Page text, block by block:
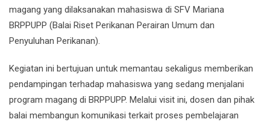
magang yang dilaksanakan mahasiswa di SFV Mariana
BRPPUPP (Balai Riset Perikanan Perairan Umum dan
Penyuluhan Perikanan).
Kegiatan ini bertujuan untuk memantau sekaligus memberikan
pendampingan terhadap mahasiswa yang sedang menjalani
program magang di BRPPUPP. Melalui visit ini, dosen dan pihak
balai membangun komunikasi terkait proses pembelajaran